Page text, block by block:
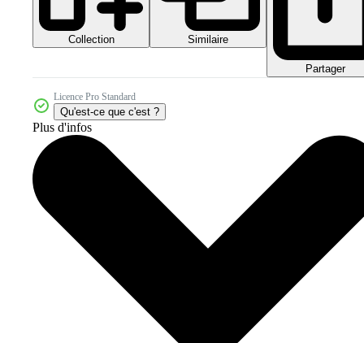
Collection Similaire
Partager
Licence Pro Standard
Qu'est-ce que c'est ?
Plus d'infos